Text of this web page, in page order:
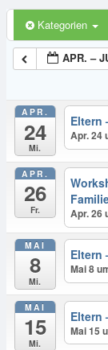
Kategorien
APR. –
APR.
24
Mi.
Eltern
Apr. 24
APR.
26
Fr. Apr. 26
MAI
8
Mi.
Eltern
Mai 8
MAI
15
Mi.
Eltern
Mai 15